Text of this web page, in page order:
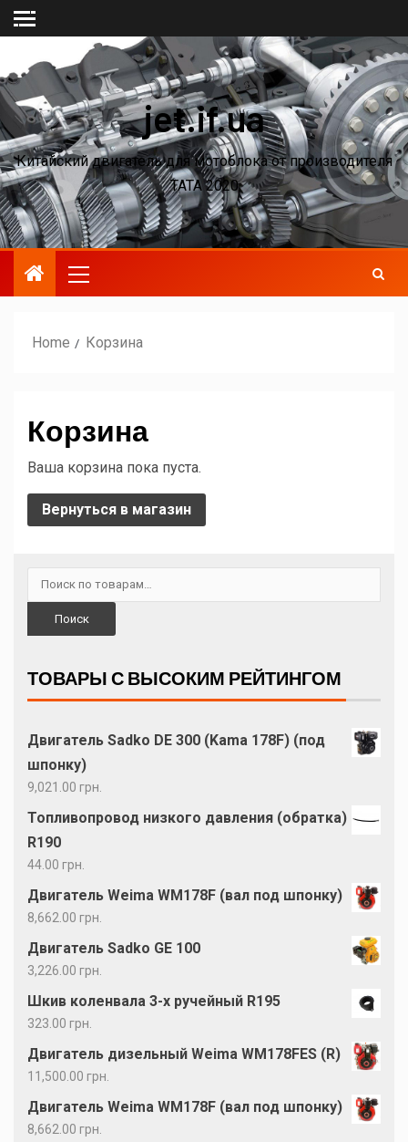
jet.if.ua
Китайский двигатель для мотоблока от производителя
ТАТА 2020
Home Корзина
Корзина
Ваша корзина пока пуста.
Вернуться в магазин
Поиск
ТОВАРЫ С ВЫСОКИМ РЕЙТИНГОМ
Двигатель Sadko DE 300 (Kama 178F) (под
шпонку)
9,021.00 грн.
Топливопровод низкого давления (обратка)
R190
44.00 грн.
Двигатель Weima WM178F (вал под шпонку)
8,662.00 грн.
Двигатель Sadko GE 100
3,226.00 грн.
Шкив коленвала 3-х ручейный R195
323.00 грн.
Двигатель дизельный Weima WM178FES (R)
11,500.00 грн.
Двигатель Weima WM178F (вал под шпонку)
8,662.00 грн.